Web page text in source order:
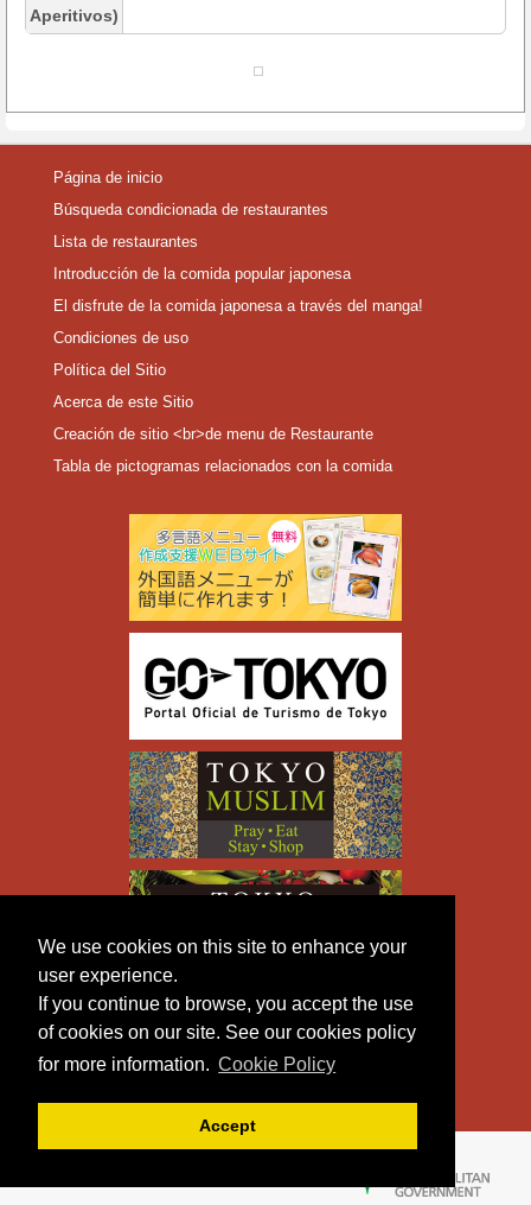
We use cookies on this site to enhance your
user experience.
If you continue to browse, you accept the use
of cookies on our site. See our cookies policy
for more information. Cookie Policy
Accept
Aperitivos)
Página de inicio
Búsqueda condicionada de restaurantes
Lista de restaurantes
Introducción de la comida popular japonesa
El disfrute de la comida japonesa a través del manga!
Condiciones de uso
Política del Sitio
Acerca de este Sitio
Creación de sitio <br>de menu de Restaurante
Tabla de pictogramas relacionados con la comida